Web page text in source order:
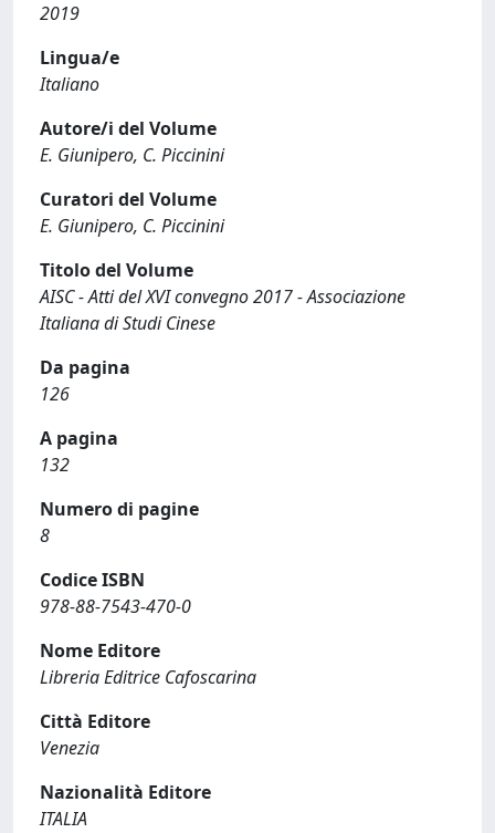
2019
Lingua/e
Italiano
Autore/i del Volume
E. Giunipero, C. Piccinini
Curatori del Volume
E. Giunipero, C. Piccinini
Titolo del Volume
AISC - Atti del XVI convegno 2017 - Associazione
Italiana di Studi Cinese
Da pagina
126
A pagina
132
Numero di pagine
8
Codice ISBN
978-88-7543-470-0
Nome Editore
Libreria Editrice Cafoscarina
Città Editore
Venezia
Nazionalità Editore
ITALIA